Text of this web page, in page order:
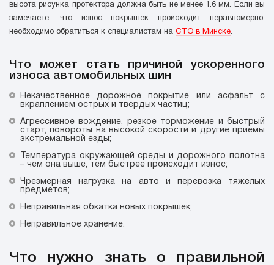
высота рисунка протектора должна быть не менее 1.6 мм. Если вы
замечаете, что износ покрышек происходит неравномерно,
необходимо обратиться к специалистам на СТО в Минске.
Что может стать причиной ускоренного
износа автомобильных шин
Некачественное дорожное покрытие или асфальт с
вкраплением острых и твердых частиц;
Агрессивное вождение, резкое торможение и быстрый
старт, повороты на высокой скорости и другие приемы
экстремальной езды;
Температура окружающей среды и дорожного полотна
– чем она выше, тем быстрее происходит износ;
Чрезмерная нагрузка на авто и перевозка тяжелых
предметов;
Неправильная обкатка новых покрышек;
Неправильное хранение.
Что нужно знать о правильной